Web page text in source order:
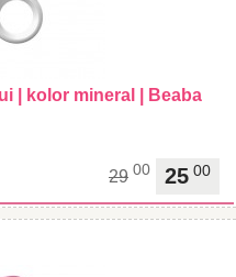
| kolor mineral | Beaba
25 00
29 00